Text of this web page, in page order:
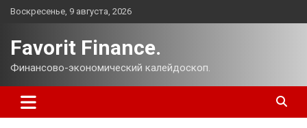
Перейти
Воскресенье, 9 августа, 2026
Favorit Finance.
Финансово-экономический калейдоскоп.